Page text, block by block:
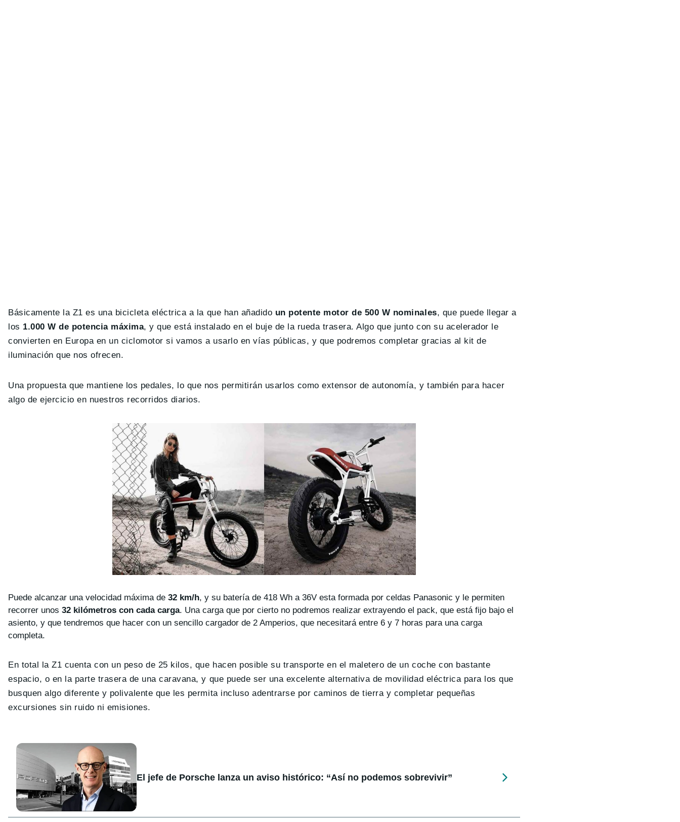
Básicamente la Z1 es una bicicleta eléctrica a la que han añadido un potente motor de 500 W nominales, que puede llegar a
los 1.000 W de potencia máxima, y que está instalado en el buje de la rueda trasera. Algo que junto con su acelerador le
convierten en Europa en un ciclomotor si vamos a usarlo en vías públicas, y que podremos completar gracias al kit de
iluminación que nos ofrecen.
Una propuesta que mantiene los pedales, lo que nos permitirán usarlos como extensor de autonomía, y también para hacer
algo de ejercicio en nuestros recorridos diarios.
Puede alcanzar una velocidad máxima de 32 km/h, y su batería de 418 Wh a 36V esta formada por celdas Panasonic y le permiten
recorrer unos 32 kilómetros con cada carga. Una carga que por cierto no podremos realizar extrayendo el pack, que está fijo bajo el
asiento, y que tendremos que hacer con un sencillo cargador de 2 Amperios, que necesitará entre 6 y 7 horas para una carga
completa.
En total la Z1 cuenta con un peso de 25 kilos, que hacen posible su transporte en el maletero de un coche con bastante
espacio, o en la parte trasera de una caravana, y que puede ser una excelente alternativa de movilidad eléctrica para los que
busquen algo diferente y polivalente que les permita incluso adentrarse por caminos de tierra y completar pequeñas
excursiones sin ruido ni emisiones.
El jefe de Porsche lanza un aviso histórico: “Así no podemos sobrevivir”